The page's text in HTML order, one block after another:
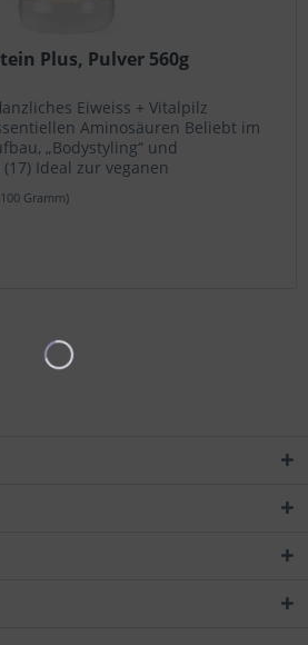
Plus, Pulver 560g
Eiweiss + Vitalpilz
Aminosäuren Beliebt im
„Bodystyling“ und
Ideal zur veganen
Gramm)